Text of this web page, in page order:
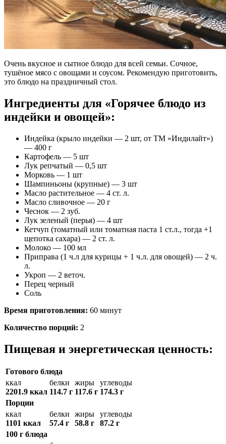
Очень вкусное и сытное блюдо для всей семьи. Сочное,
тушёное мясо с овощами и соусом. Рекомендую приготовить,
это блюдо на праздничный стол.
Ингредиенты для «Горячее блюдо из
индейки и овощей»:
Индейка (крыло индейки — 2 шт, от ТМ «Индилайт»)
— 400 г
Картофель — 5 шт
Лук репчатый — 0,5 шт
Морковь — 1 шт
Шампиньоны (крупные) — 3 шт
Масло растительное — 4 ст. л.
Масло сливочное — 20 г
Чеснок — 2 зуб.
Лук зеленый (перья) — 4 шт
Кетчуп (томатный или томатная паста 1 ст.л., тогда +1
щепотка сахара) — 2 ст. л.
Молоко — 100 мл
Приправа (1 ч.л для курицы + 1 ч.л. для овощей) — 2 ч.
л.
Укроп — 2 веточ.
Перец черный
Соль
Время приготовления: 60 минут
Количество порций: 2
Пищевая и энергетическая ценность:
Готового блюда
ккал
2201.9 ккал
белки
114.7 г
жиры
117.6 г
углеводы
174.3 г
Порции
ккал
1101 ккал
белки
57.4 г
жиры
58.8 г
углеводы
87.2 г
100 г блюда